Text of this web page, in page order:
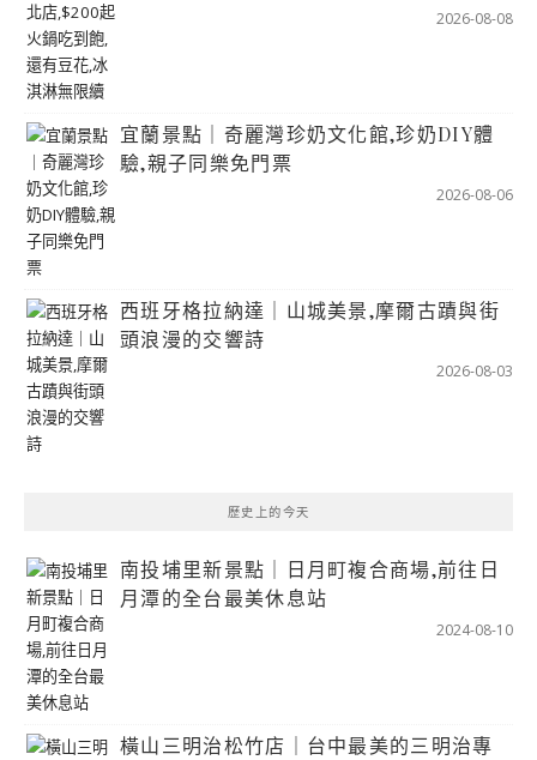
2026-08-08
宜蘭景點｜奇麗灣珍奶文化館,珍奶DIY體
驗,親子同樂免門票
2026-08-06
西班牙格拉納達｜山城美景,摩爾古蹟與街
頭浪漫的交響詩
2026-08-03
歷史上的今天
南投埔里新景點｜日月町複合商場,前往日
月潭的全台最美休息站
2024-08-10
橫山三明治松竹店｜台中最美的三明治專